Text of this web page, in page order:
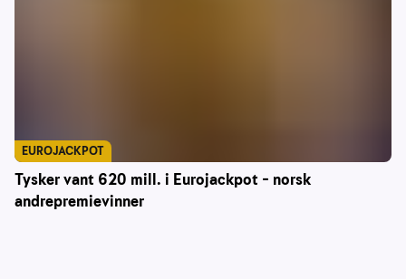
Tysker vant 620 mill. i Eurojackpot – norsk
andrepremievinner
EUROJACKPOT